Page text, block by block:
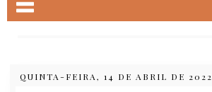
QUINTA-FEIRA, 14 DE ABRIL DE 2022